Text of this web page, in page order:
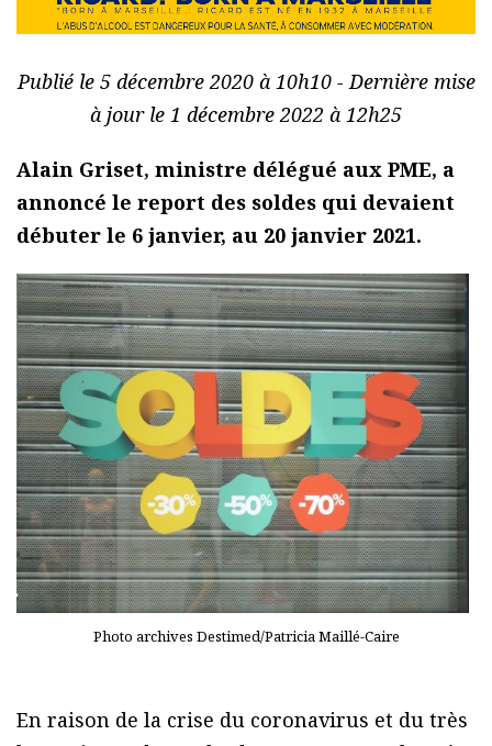
Publié le 5 décembre 2020 à 10h10 - Dernière mise
à jour le 1 décembre 2022 à 12h25
Alain Griset, ministre délégué aux PME, a
annoncé le report des soldes qui devaient
débuter le 6 janvier, au 20 janvier 2021.
Photo archives Destimed/Patricia Maillé-Caire
En raison de la crise du coronavirus et du très